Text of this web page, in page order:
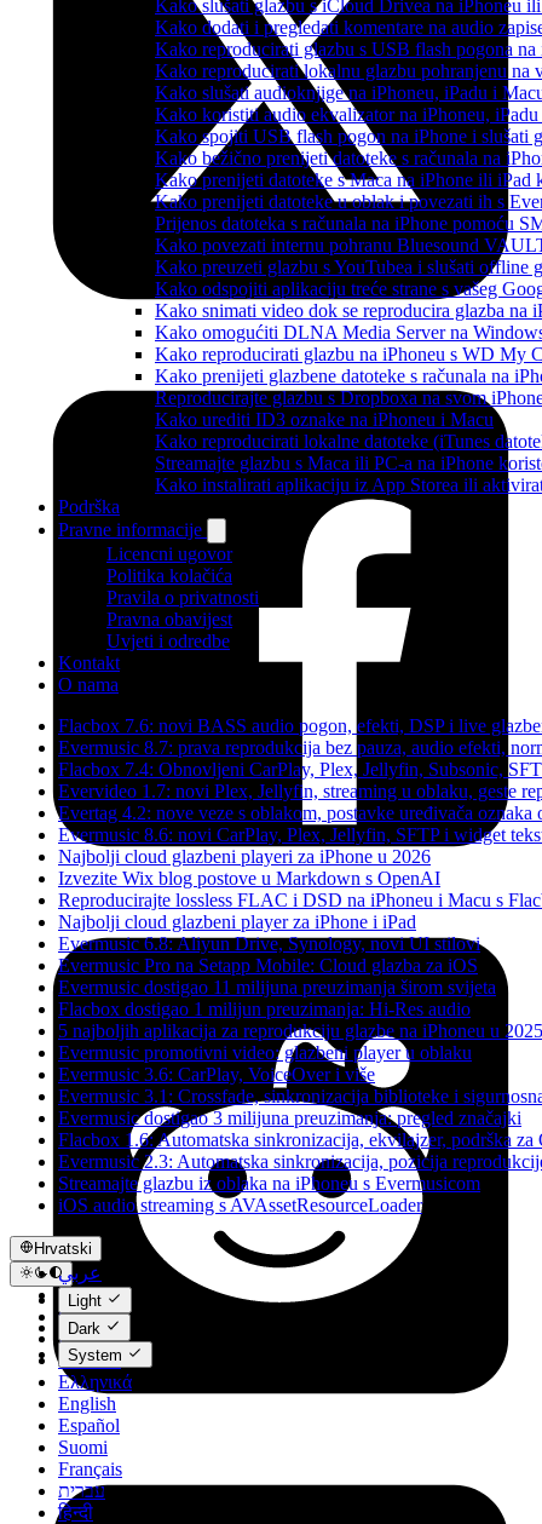
Kako slušati glazbu s iCloud Drivea na iPhoneu
Kako dodati i pregledati komentare na audio
Kako reproducirati glazbu s USB flash pogona
Kako reproducirati lokalnu glazbu pohranjenu na
Kako slušati audioknjige na iPhoneu, iPadu i
Kako koristiti audio ekvalizator na iPhoneu,
Kako spojiti USB flash pogon na iPhone i slušati
Kako bežično prenijeti datoteke s računala na
Kako prenijeti datoteke s Maca na iPhone ili iPad
Kako prenijeti datoteke u oblak i povezati ih s
Prijenos datoteka s računala na iPhone pomoću
Kako povezati internu pohranu Bluesound
Kako preuzeti glazbu s YouTubea i slušati offline
Kako odspojiti aplikaciju treće strane s vašeg
Kako snimati video dok se reproducira glazba na
Kako omogućiti DLNA Media Server na
Kako reproducirati glazbu na iPhoneu s WD My
Kako prenijeti glazbene datoteke s računala na
Reproducirajte glazbu s Dropboxa na svom
Kako urediti ID3 oznake na iPhoneu i Macu
Kako reproducirati lokalne datoteke (iTunes
Streamajte glazbu s Maca ili PC-a na iPhone
Kako instalirati aplikaciju iz App Storea ili
Podrška
Pravne informacije
Licencni ugovor
Politika kolačića
Pravila o privatnosti
Pravna obavijest
Uvjeti i odredbe
Kontakt
O nama
Flacbox 7.6: novi BASS audio pogon, efekti, DSP i live
Evermusic 8.7: prava reprodukcija bez pauza, audio efekti,
Flacbox 7.4: Obnovljeni CarPlay, Plex, Jellyfin, Subsonic,
Evervideo 1.7: novi Plex, Jellyfin, streaming u oblaku, geste
Evertag 4.2: nove veze s oblakom, postavke uređivača oznaka
Evermusic 8.6: novi CarPlay, Plex, Jellyfin, SFTP i widget
Najbolji cloud glazbeni playeri za iPhone u 2026
Izvezite Wix blog postove u Markdown s OpenAI
Reproducirajte lossless FLAC i DSD na iPhoneu i Macu s
Najbolji cloud glazbeni player za iPhone i iPad
Evermusic 6.8: Aliyun Drive, Synology, novi UI stilovi
Evermusic Pro na Setapp Mobile: Cloud glazba za iOS
Evermusic dostigao 11 milijuna preuzimanja širom svijeta
Flacbox dostigao 1 milijun preuzimanja: Hi-Res audio
5 najboljih aplikacija za reprodukciju glazbe na iPhoneu u
Evermusic promotivni video: glazbeni player u oblaku
Evermusic 3.6: CarPlay, VoiceOver i više
Evermusic 3.1: Crossfade, sinkronizacija biblioteke i
Evermusic dostigao 3 milijuna preuzimanja: pregled značajki
Flacbox 1.6: Automatska sinkronizacija, ekvilajzer, podrška za
Evermusic 2.3: Automatska sinkronizacija, pozicija
Streamajte glazbu iz oblaka na iPhoneu s Evermusicom
iOS audio streaming s AVAssetResourceLoader
Hrvatski
عربي
Català
Čeština
Dansk
Deutsch
Ελληνικά
English
Español
Suomi
Français
עברית
हिन्दी
Light
Dark
System